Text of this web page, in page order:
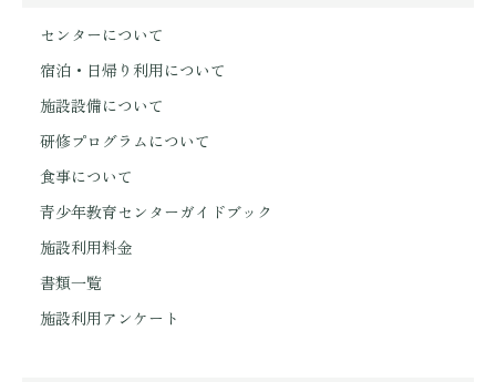
センターについて
宿泊・日帰り利用について
施設設備について
研修プログラムについて
食事について
青少年教育センターガイドブック
施設利用料金
書類一覧
施設利用アンケート